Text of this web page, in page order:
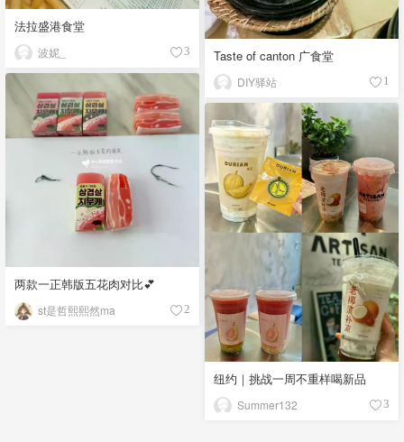
法拉盛港食堂
波妮_ 3 Taste of canton 广食堂
DIY驿站 1
两款一正韩版五花肉对比💕
st是哲熙熙然ma 2
纽约｜挑战一周不重样喝新品
Summer132 3